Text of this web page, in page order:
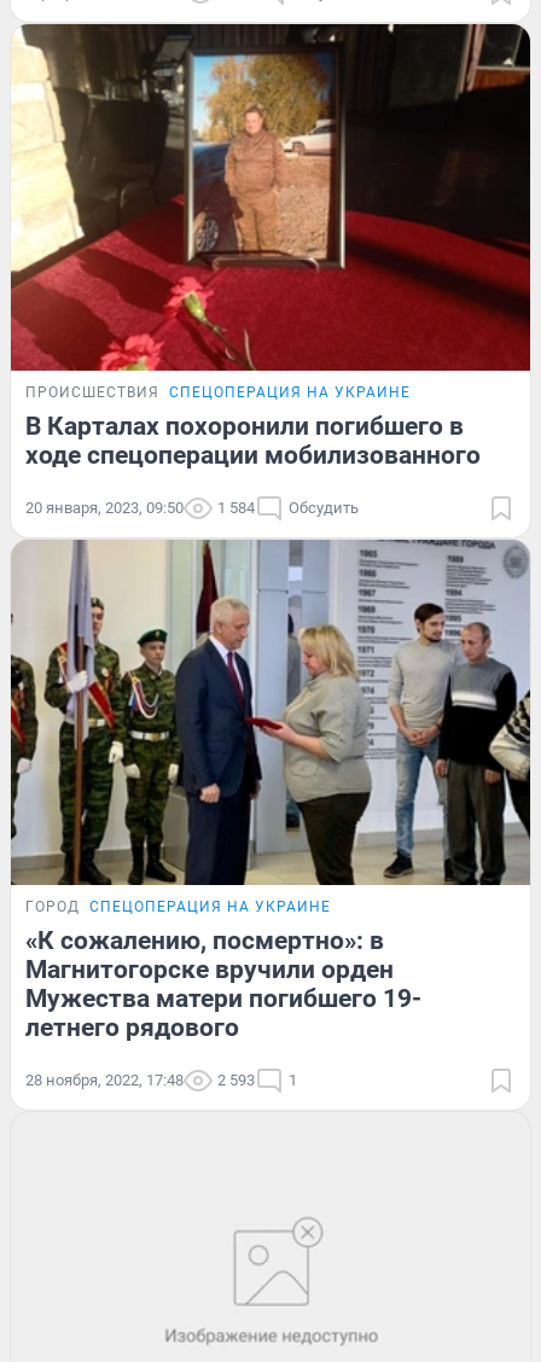
ПРОИСШЕСТВИЯ СПЕЦОПЕРАЦИЯ НА УКРАИНЕ
В Карталах похоронили погибшего в
ходе спецоперации мобилизованного
20 января, 2023, 09:50 1 584 Обсудить
ГОРОД СПЕЦОПЕРАЦИЯ НА УКРАИНЕ
«К сожалению, посмертно»: в
Магнитогорске вручили орден
Мужества матери погибшего 19-
летнего рядового
28 ноября, 2022, 17:48 2 593 1